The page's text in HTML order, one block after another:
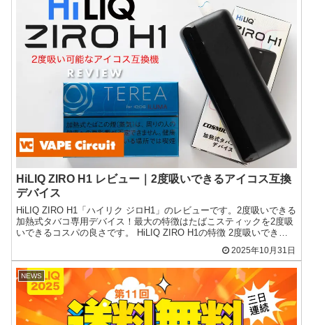
HiLIQ ZIRO H1 レビュー｜2度吸いできるアイコス互換
デバイス
HiLIQ ZIRO H1「ハイリク ジロH1」のレビューです。2度吸いできる
加熱式タバコ専用デバイス！最大の特徴はたばこスティックを2度吸
いできるコスパの良さです。 HiLIQ ZIRO H1の特徴 2度吸いできる
2025年10月31日
NEWS